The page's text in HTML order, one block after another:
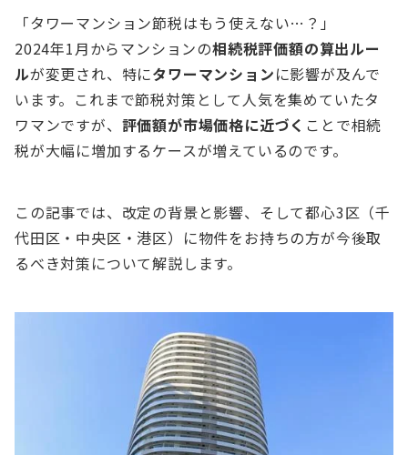
「タワーマンション節税はもう使えない…？」
2024年1月からマンションの相続税評価額の算出ルー
ルが変更され、特にタワーマンションに影響が及んで
います。これまで節税対策として人気を集めていたタ
ワマンですが、 評価額が市場価格に近づく ことで相続
税が大幅に増加するケースが増えているのです。
この記事では、改定の背景と影響、そして都心3区（千
代田区・中央区・港区）に物件をお持ちの方が今後取
るべき対策について解説します。